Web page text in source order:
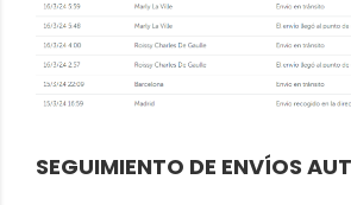
SEGUIMIENTO DE ENVÍOS